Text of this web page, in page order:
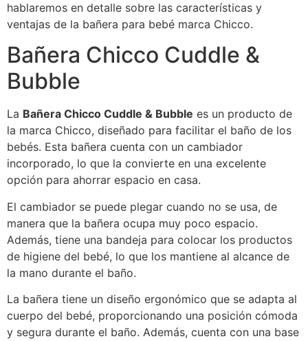
hablaremos en detalle sobre las características y
ventajas de la bañera para bebé marca Chicco.
Bañera Chicco Cuddle &
Bubble
La Bañera Chicco Cuddle & Bubble es un producto de
la marca Chicco, diseñado para facilitar el baño de los
bebés. Esta bañera cuenta con un cambiador
incorporado, lo que la convierte en una excelente
opción para ahorrar espacio en casa.
El cambiador se puede plegar cuando no se usa, de
manera que la bañera ocupa muy poco espacio.
Además, tiene una bandeja para colocar los productos
de higiene del bebé, lo que los mantiene al alcance de
la mano durante el baño.
La bañera tiene un diseño ergonómico que se adapta al
cuerpo del bebé, proporcionando una posición cómoda
y segura durante el baño. Además, cuenta con una base